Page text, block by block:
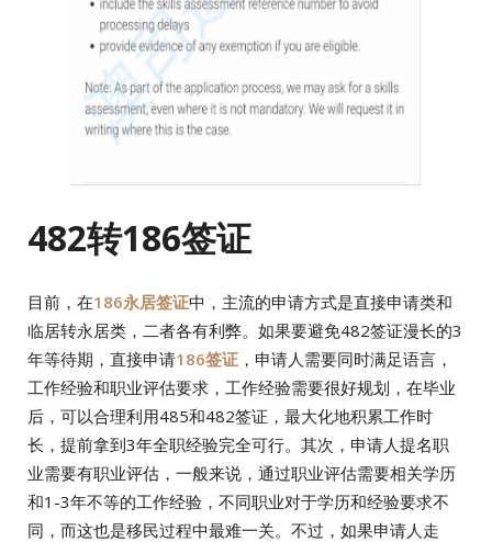
482转186签证
目前，在186永居签证中，主流的申请方式是直接申请类和
临居转永居类，二者各有利弊。如果要避免482签证漫长的3
年等待期，直接申请186签证 ，申请人需要同时满足语言，
工作经验和职业评估要求，工作经验需要很好规划，在毕业
后，可以合理利用485和482签证，最大化地积累工作时
长，提前拿到3年全职经验完全可行。其次，申请人提名职
业需要有职业评估，一般来说，通过职业评估需要相关学历
和1-3年不等的工作经验，不同职业对于学历和经验要求不
同，而这也是移民过程中最难一关。不过，如果申请人走